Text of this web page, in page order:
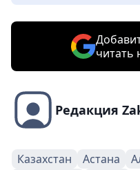
читать
Редакция
Казахстан Астана